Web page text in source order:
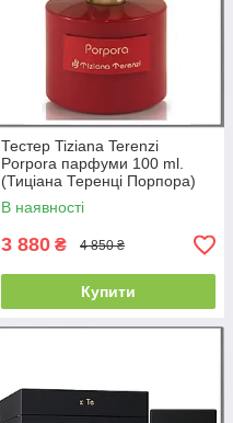
Тестер Tiziana Terenzi
Porpora парфуми 100 ml.
(Тиціана Теренці Порпора)
В наявності
3 880 ₴ 4 850 ₴
Купити